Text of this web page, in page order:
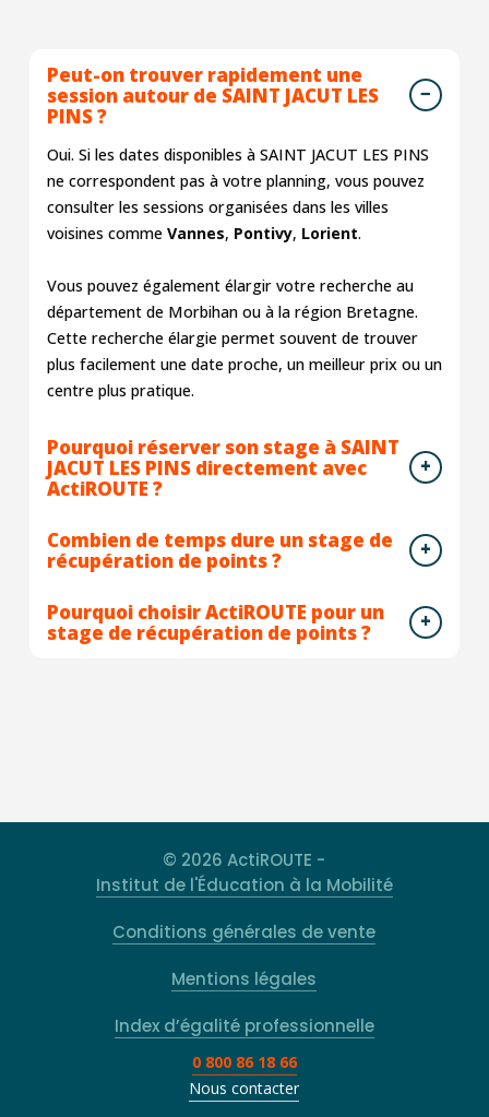
Peut-on trouver rapidement une
session autour de SAINT JACUT LES
PINS ?
Oui. Si les dates disponibles à SAINT JACUT LES PINS
ne correspondent pas à votre planning, vous pouvez
consulter les sessions organisées dans les villes
voisines comme Vannes, Pontivy, Lorient.
Vous pouvez également élargir votre recherche au
département de Morbihan ou à la région Bretagne.
Cette recherche élargie permet souvent de trouver
plus facilement une date proche, un meilleur prix ou un
centre plus pratique.
Pourquoi réserver son stage à SAINT
JACUT LES PINS directement avec
ActiROUTE ?
Combien de temps dure un stage de
récupération de points ?
Pourquoi choisir ActiROUTE pour un
stage de récupération de points ?
© 2026 ActiROUTE -
Institut de l'Éducation à la Mobilité
Conditions générales de vente
Mentions légales
Index d’égalité professionnelle
0 800 86 18 66
Nous contacter